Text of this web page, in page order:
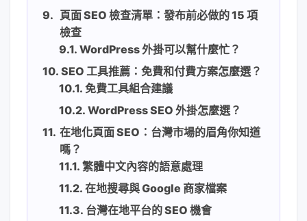
頁面 SEO 檢查清單：發布前必做的 15 項
檢查
WordPress 外掛可以幫什麼忙？
SEO 工具推薦：免費和付費方案怎麼選？
免費工具組合建議
WordPress SEO 外掛怎麼選？
在地化頁面 SEO：台灣市場的眉角你知道
嗎？
繁體中文內容的語意處理
在地搜尋與 Google 商家檔案
台灣在地平台的 SEO 機會